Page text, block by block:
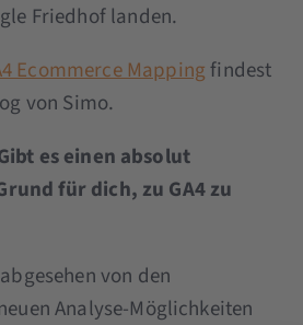
Friedhof landen.
Ecommerce Mappingfindest
von Simo.
es einen absolut
für dich, zu GA4 zu
von den
Analyse-Möglichkeiten